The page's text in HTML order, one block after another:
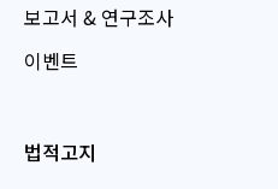
보고서 & 연구조사
이벤트
법적고지